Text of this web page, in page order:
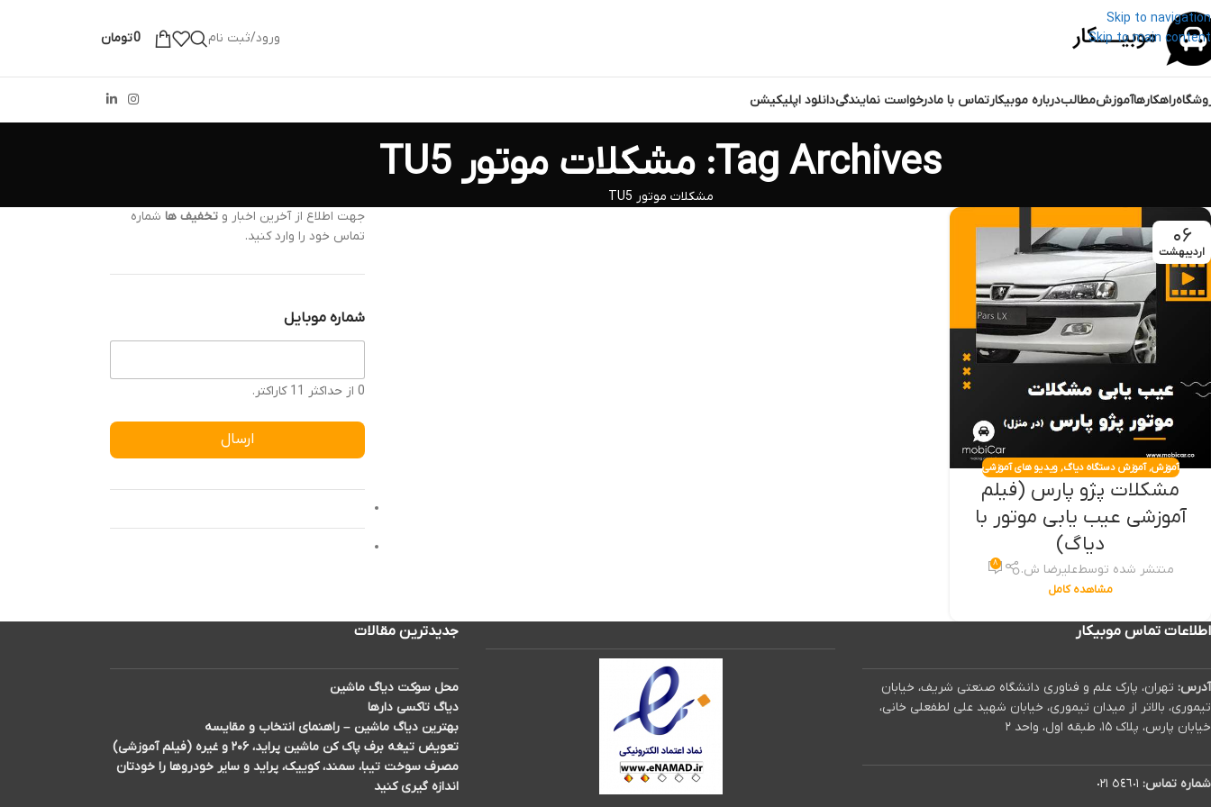
Skip to navigation
Skip to main content
ورود/ثبت نام 0تومان
راهکارهاآموزشمطالبدرباره موبیکارتماس با مادرخواست نمایندگیدانلود اپلیکیشن
Tag Archives: مشکلات موتور TU5
مشکلات موتور TU5
۰۶
اردیبهشت
آموزش,آموزش دستگاه دیاگ,ویدیو های آموزشی
مشکلات پژو پارس (فیلم
آموزشی عیب یابی موتور با
دیاگ)
منتشر شده توسطعلیرضا ش. ۸
مشاهده کامل
جهت اطلاع از آخرین اخبار و تخفیف ها شماره
تماس خود را وارد کنید.
شماره موبایل
0 از حداکثر 11 کاراکتر.
ارسال
اطلاعات تماس موبیکار
آدرس: تهران، پارک علم و فناوری دانشگاه صنعتی شریف، خیابان
تیموری، بالاتر از میدان تیموری، خیابان شهید علی لطفعلی خانی،
خیابان پارس، پلاک ۱۵، طبقه اول، واحد ۲
شماره تماس: ٥٤٦٠١ ٠٢١
جدیدترین مقالات
محل سوکت دیاگ ماشین
دیاگ تاکسی دارها
بهترین دیاگ ماشین – راهنمای انتخاب و مقایسه
تعویض تیغه برف پاک کن ماشین پراید، ۲۰۶ و غیره (فیلم آموزشی)
مصرف سوخت تیبا، سمند، کوییک، پراید و سایر خودروها را خودتان
اندازه گیری کنید